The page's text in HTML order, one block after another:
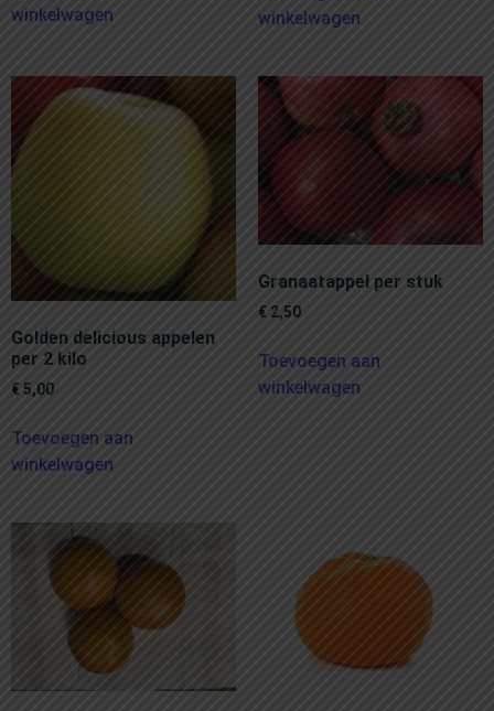
winkelwagen
winkelwagen
Golden delicious appelen
per 2 kilo
€ 5,00
Toevoegen aan
winkelwagen
Granaatappel per stuk
€ 2,50
Toevoegen aan
winkelwagen